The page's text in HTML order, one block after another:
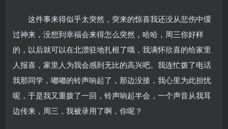
这件事来得似乎太突然，突来的惊喜我还没从悲伤中缓
过神来，没想到幸福会来得怎么突然，哈哈，周三你好样
的，以后就可以在北漂驻地扎根了哦，我满怀欣喜的给家里
人报喜，家里人为我会感到无比的高兴吧。我连忙拨了电话
我那同学，嘟嘟的铃声响起了，那边没接，我心里为此担忧
呢，于是我又重拨了一回，铃声响起半会，一个声音从我耳
边传来，周三，我被录用了啊，你呢？